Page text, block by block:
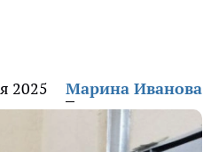
2025 Марина Иванова